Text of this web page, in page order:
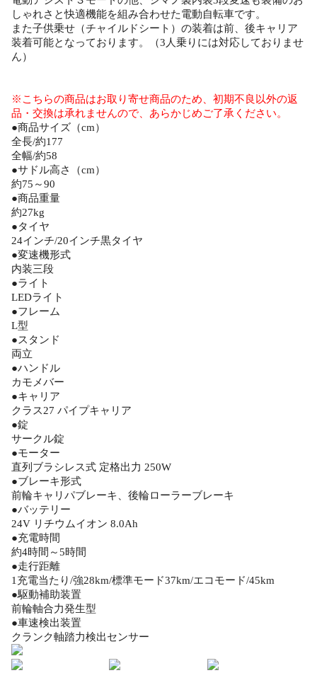
しゃれさと快適機能を組み合わせた電動自転車です。
また子供乗せ（チャイルドシート）の装着は前、後キャリア
装着可能となっております。（3人乗りには対応しておりませ
ん）
※こちらの商品はお取り寄せ商品のため、初期不良以外の返
品・交換は承れませんので、あらかじめご了承ください。
●商品サイズ（cm）
全長/約177
全幅/約58
●サドル高さ（cm）
約75～90
●商品重量
約27kg
●タイヤ
24インチ/20インチ黒タイヤ
●変速機形式
内装三段
●ライト
LEDライト
●フレーム
L型
●スタンド
両立
●ハンドル
カモメバー
●キャリア
クラス27 パイプキャリア
●錠
サークル錠
●モーター
直列ブラシレス式 定格出力 250W
●ブレーキ形式
前輪キャリパブレーキ、後輪ローラーブレーキ
●バッテリー
24V リチウムイオン 8.0Ah
●充電時間
約4時間～5時間
●走行距離
1充電当たり/強28km/標準モード37km/エコモード/45km
●駆動補助装置
前輪軸合力発生型
●車速検出装置
クランク軸踏力検出センサー